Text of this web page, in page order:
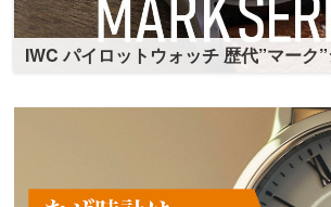
パテック・フィリップ キュビタス
オメガ スピードマスター プロフェッ
IWC パイロットウォッチ 歴代”マーク